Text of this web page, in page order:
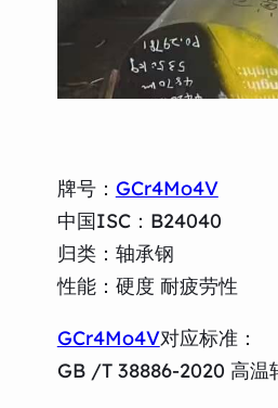
牌号： GCr4Mo4V
中国ISC：B24040
归类：轴承钢
性能：硬度 耐疲劳性
GCr4Mo4V对应标准：
GB /T 38886-2020 高温